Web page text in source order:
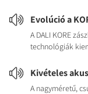
Evolúció a
A DALI KORE
technológiák
Kivételes
A nagyméretű,